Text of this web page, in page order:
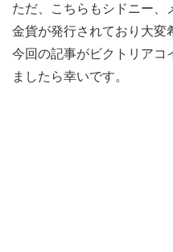
ただ、こちらもシドニー、
金貨が発行されており大変
今回の記事がビクトリアコ
ましたら幸いです。